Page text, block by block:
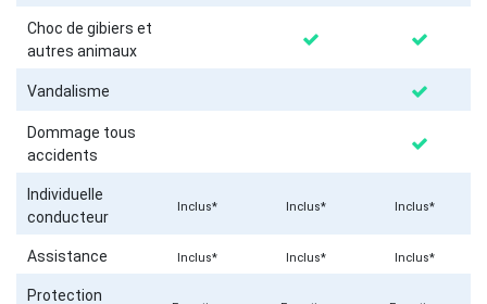
Choc de gibiers et
autres animaux
Vandalisme
Dommage tous
accidents
Individuelle
conducteur
Inclus* Inclus* Inclus*
Assistance Inclus* Inclus* Inclus*
Protection